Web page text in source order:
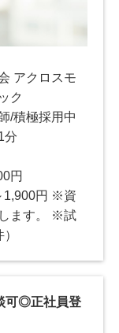
アクロスモ
ク
/積極採用中
分
円
円 ※資
ます。 ※試
可◎正社員登